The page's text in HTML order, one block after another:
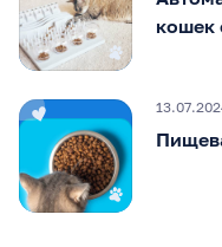
кошек